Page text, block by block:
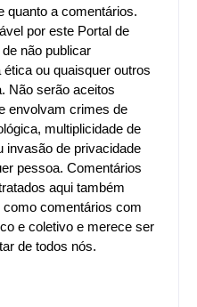
quanto a comentários.
por este Portal de
não publicar
ou quaisquer outros
Não serão aceitos
envolvam crimes de
multiplicidade de
invasão de privacidade
pessoa. Comentários
aqui também
comentários com
e coletivo e merece ser
de todos nós.